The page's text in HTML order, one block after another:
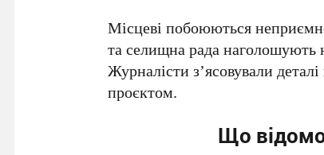
Місцеві побоюються
та селищна рада наголошують
Журналісти з’ясовували
проєктом.
Що